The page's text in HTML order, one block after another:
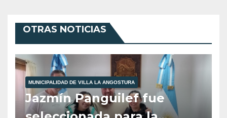
OTRAS NOTICIAS
MUNICIPALIDAD DE VILLA LA ANGOSTURA
Jazmín Panguilef fue